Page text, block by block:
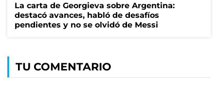
La carta de Georgieva sobre Argentina:
destacó avances, habló de desafíos
pendientes y no se olvidó de Messi
TU COMENTARIO